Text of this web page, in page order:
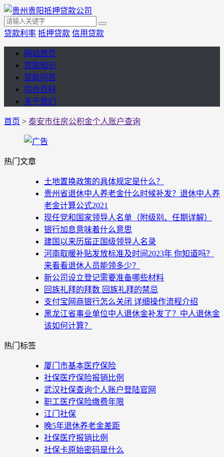
贷款利率 抵押贷款 信用贷款
网站首页
贷款知识
贷款问答
综合百科
关于我们
首页 > 泰安市住房公积金个人账户查询
热门文章
土地置换政策的具体规定是什么？
贵州省退休中人养老金什么时候补发？退休中人养
老金计算公式2021
现任党和国家领导人名单（附级别、任期详解）
银行加息意味着什么意思
建国以来历届正国级领导人名录
河南取暖补贴发放标准及时间2023年 你知道吗？
来看看退休人员能领多少？
新公司设立登记需要准备哪些材料
回族礼拜的拜数 回族礼拜的禁忌
支付宝网商银行怎么关闭 详细操作流程介绍
黑龙江省事业单位中人退休金补发了？中人退休金
该如何计算？
热门标签
厦门市基本医疗保险
社保医疗保险报销比例
武汉社保查询个人账户登陆官网
职工医疗保险缴费年限
江门社保
晚5年退休养老金差距
社保医疗报销比例
社保卡原始密码是什么